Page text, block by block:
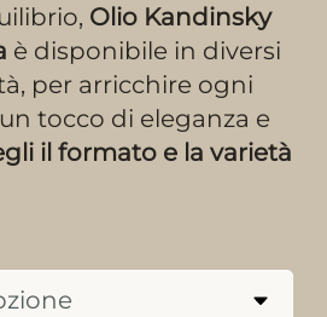
Olio Kandinsky
è disponibile in diversi
per arricchire ogni
tocco di eleganza e
il formato e la varietà